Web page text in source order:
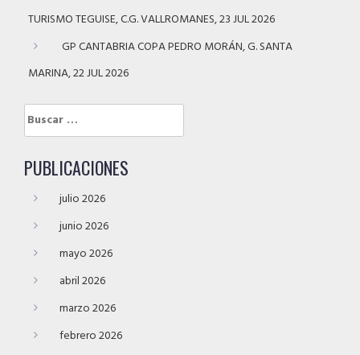
TURISMO TEGUISE, C.G. VALLROMANES, 23 JUL 2026
GP CANTABRIA COPA PEDRO MORÁN, G. SANTA
MARINA, 22 JUL 2026
Buscar:
PUBLICACIONES
julio 2026
junio 2026
mayo 2026
abril 2026
marzo 2026
febrero 2026